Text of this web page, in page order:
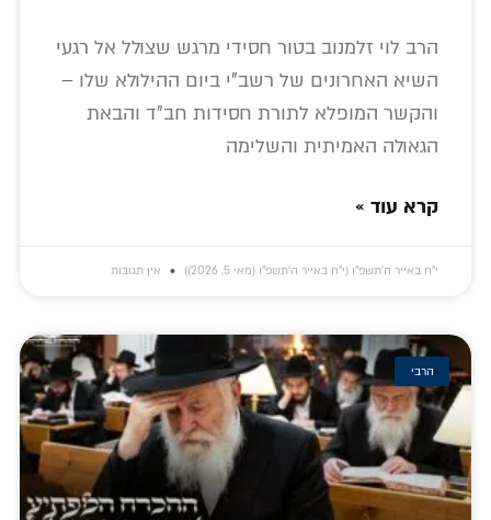
הרב לוי זלמנוב בטור חסידי מרגש שצולל אל רגעי
השיא האחרונים של רשב"י ביום ההילולא שלו –
והקשר המופלא לתורת חסידות חב"ד והבאת
הגאולה האמיתית והשלימה
קרא עוד »
י״ח באייר ה׳תשפ״ו (י״ח באייר ה׳תשפ״ו (מאי 5, 2026)) אין תגובות
הרבי